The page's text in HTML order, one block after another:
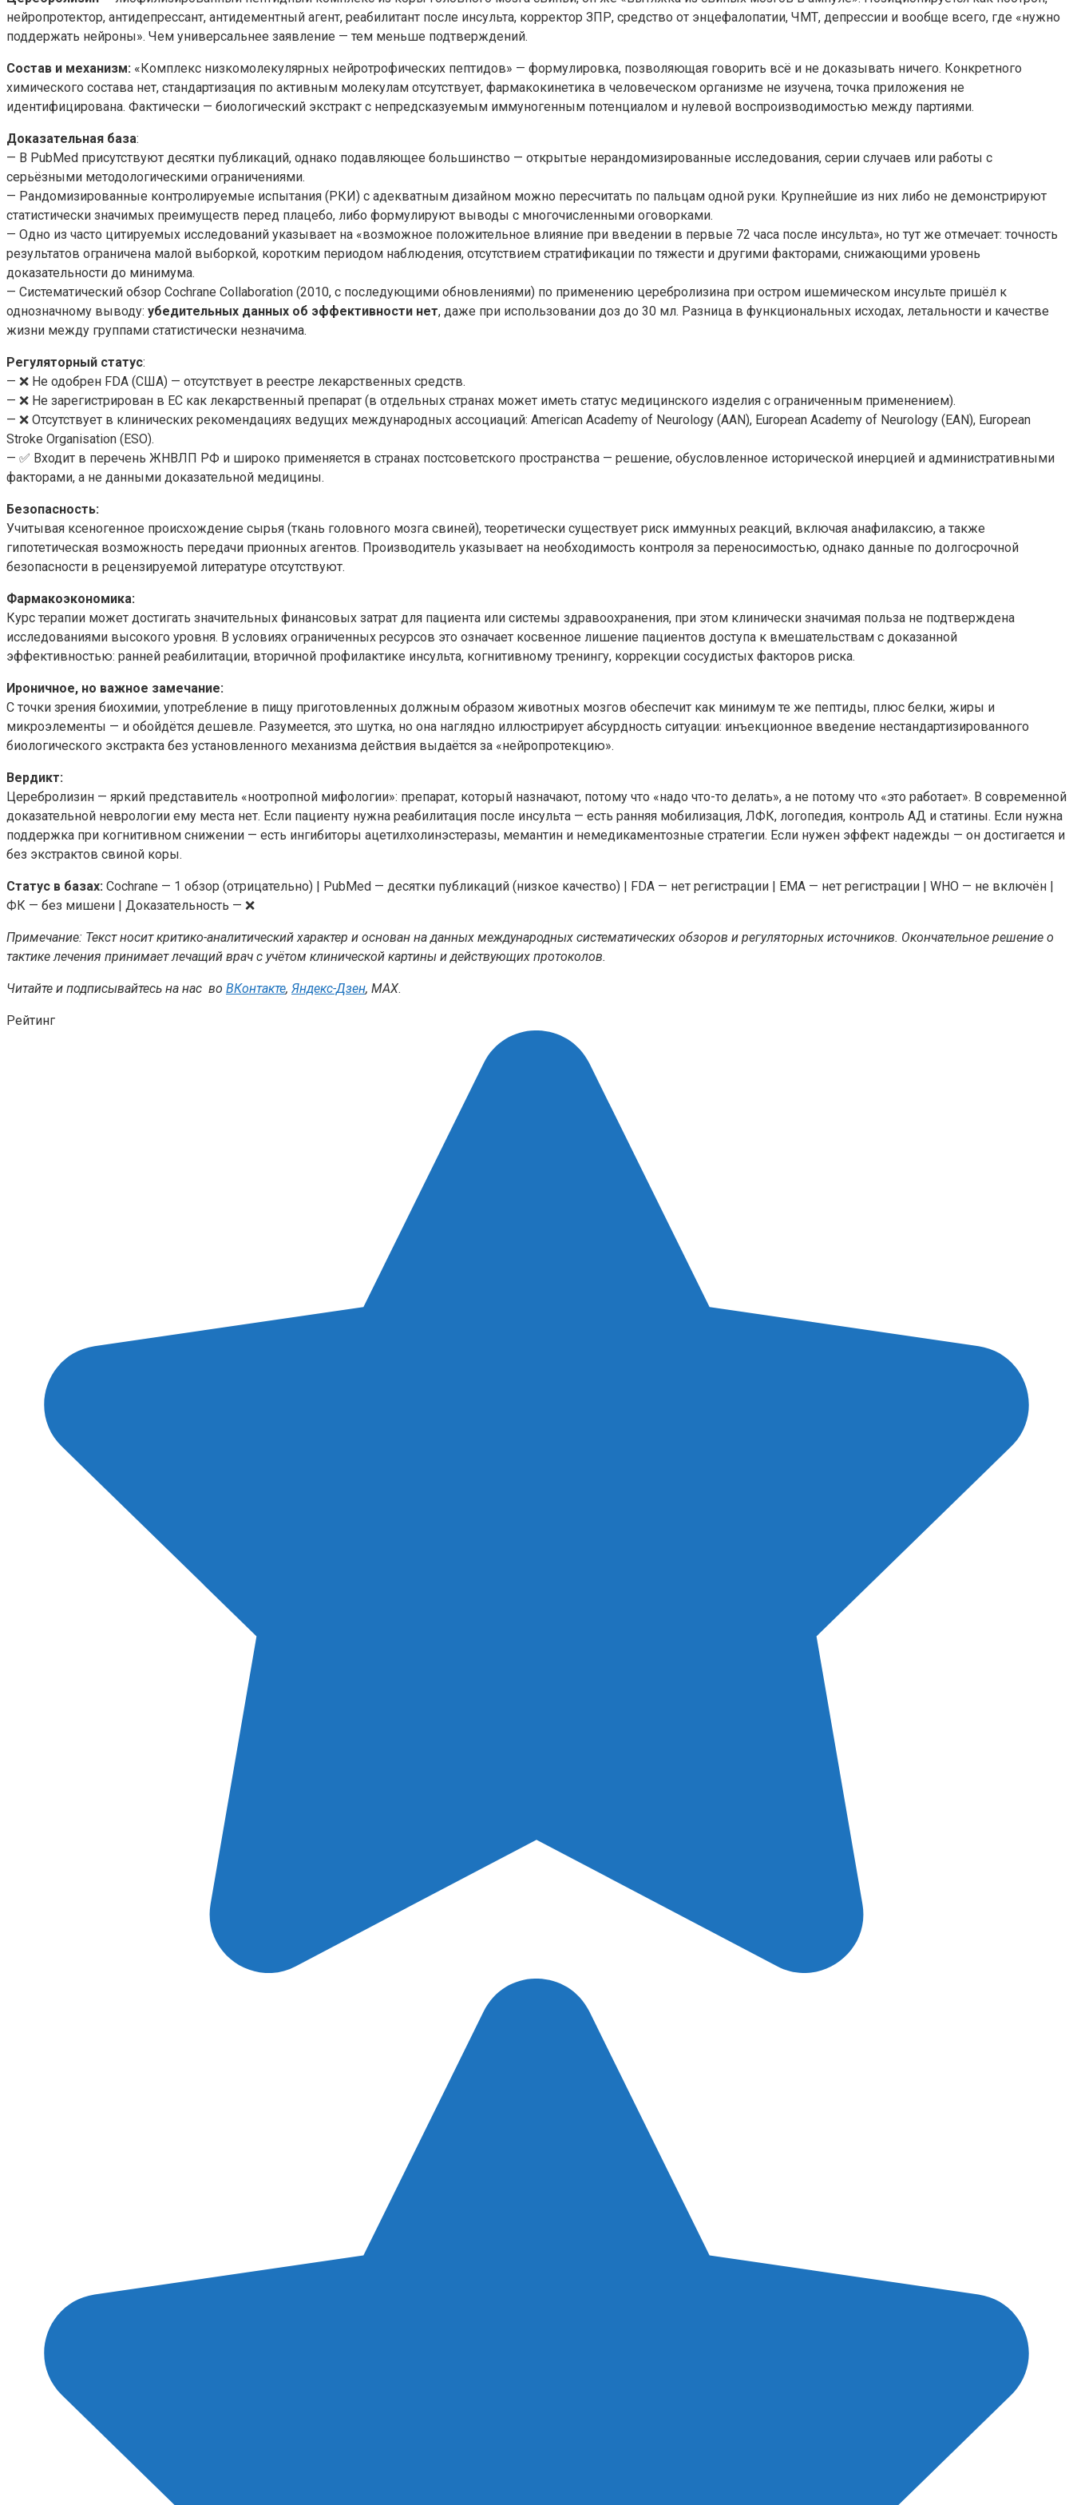
нейропротектор, антидепрессант, антидементный агент, реабилитант после инсульта, корректор ЗПР, средство от энцефалопатии, ЧМТ, депрессии и вообще всего, где «нужно
поддержать нейроны». Чем универсальнее заявление — тем меньше подтверждений.
Состав и механизм: «Комплекс низкомолекулярных нейротрофических пептидов» — формулировка, позволяющая говорить всё и не доказывать ничего. Конкретного
химического состава нет, стандартизация по активным молекулам отсутствует, фармакокинетика в человеческом организме не изучена, точка приложения не
идентифицирована. Фактически — биологический экстракт с непредсказуемым иммуногенным потенциалом и нулевой воспроизводимостью между партиями.
Доказательная база:
— В PubMed присутствуют десятки публикаций, однако подавляющее большинство — открытые нерандомизированные исследования, серии случаев или работы с
серьёзными методологическими ограничениями.
— Рандомизированные контролируемые испытания (РКИ) с адекватным дизайном можно пересчитать по пальцам одной руки. Крупнейшие из них либо не демонстрируют
статистически значимых преимуществ перед плацебо, либо формулируют выводы с многочисленными оговорками.
— Одно из часто цитируемых исследований указывает на «возможное положительное влияние при введении в первые 72 часа после инсульта», но тут же отмечает: точность
результатов ограничена малой выборкой, коротким периодом наблюдения, отсутствием стратификации по тяжести и другими факторами, снижающими уровень
доказательности до минимума.
— Систематический обзор Cochrane Collaboration (2010, с последующими обновлениями) по применению церебролизина при остром ишемическом инсульте пришёл к
однозначному выводу: убедительных данных об эффективности нет, даже при использовании доз до 30 мл. Разница в функциональных исходах, летальности и качестве
жизни между группами статистически незначима.
Регуляторный статус:
— ❌ Не одобрен FDA (США) — отсутствует в реестре лекарственных средств.
— ❌ Не зарегистрирован в ЕС как лекарственный препарат (в отдельных странах может иметь статус медицинского изделия с ограниченным применением).
— ❌ Отсутствует в клинических рекомендациях ведущих международных ассоциаций: American Academy of Neurology (AAN), European Academy of Neurology (EAN), European
Stroke Organisation (ESO).
— ✅ Входит в перечень ЖНВЛП РФ и широко применяется в странах постсоветского пространства — решение, обусловленное исторической инерцией и административными
факторами, а не данными доказательной медицины.
Безопасность:
Учитывая ксеногенное происхождение сырья (ткань головного мозга свиней), теоретически существует риск иммунных реакций, включая анафилаксию, а также
гипотетическая возможность передачи прионных агентов. Производитель указывает на необходимость контроля за переносимостью, однако данные по долгосрочной
безопасности в рецензируемой литературе отсутствуют.
Фармакоэкономика:
Курс терапии может достигать значительных финансовых затрат для пациента или системы здравоохранения, при этом клинически значимая польза не подтверждена
исследованиями высокого уровня. В условиях ограниченных ресурсов это означает косвенное лишение пациентов доступа к вмешательствам с доказанной
эффективностью: ранней реабилитации, вторичной профилактике инсульта, когнитивному тренингу, коррекции сосудистых факторов риска.
Ироничное, но важное замечание:
С точки зрения биохимии, употребление в пищу приготовленных должным образом животных мозгов обеспечит как минимум те же пептиды, плюс белки, жиры и
микроэлементы — и обойдётся дешевле. Разумеется, это шутка, но она наглядно иллюстрирует абсурдность ситуации: инъекционное введение нестандартизированного
биологического экстракта без установленного механизма действия выдаётся за «нейропротекцию».
Вердикт:
Церебролизин — яркий представитель «ноотропной мифологии»: препарат, который назначают, потому что «надо что-то делать», а не потому что «это работает». В современной
доказательной неврологии ему места нет. Если пациенту нужна реабилитация после инсульта — есть ранняя мобилизация, ЛФК, логопедия, контроль АД и статины. Если нужна
поддержка при когнитивном снижении — есть ингибиторы ацетилхолинэстеразы, мемантин и немедикаментозные стратегии. Если нужен эффект надежды — он достигается и
без экстрактов свиной коры.
Статус в базах: Cochrane — 1 обзор (отрицательно) | PubMed — десятки публикаций (низкое качество) | FDA — нет регистрации | EMA — нет регистрации | WHO — не включён |
ФК — без мишени | Доказательность — ❌
Примечание: Текст носит критико-аналитический характер и основан на данных международных систематических обзоров и регуляторных источников. Окончательное решение о
тактике лечения принимает лечащий врач с учётом клинической картины и действующих протоколов.
Читайте и подписывайтесь на нас во ВКонтакте, Яндекс-Дзен, MAX.
Рейтинг